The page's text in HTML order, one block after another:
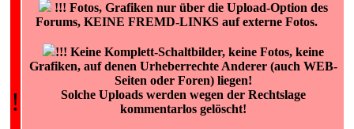
!
!!! Fotos, Grafiken nur über die Upload-Option des
Forums, KEINE FREMD-LINKS auf externe Fotos.
!!! Keine Komplett-Schaltbilder, keine Fotos, keine
Grafiken, auf denen Urheberrechte Anderer (auch WEB-
Seiten oder Foren) liegen!
Solche Uploads werden wegen der Rechtslage
kommentarlos gelöscht!